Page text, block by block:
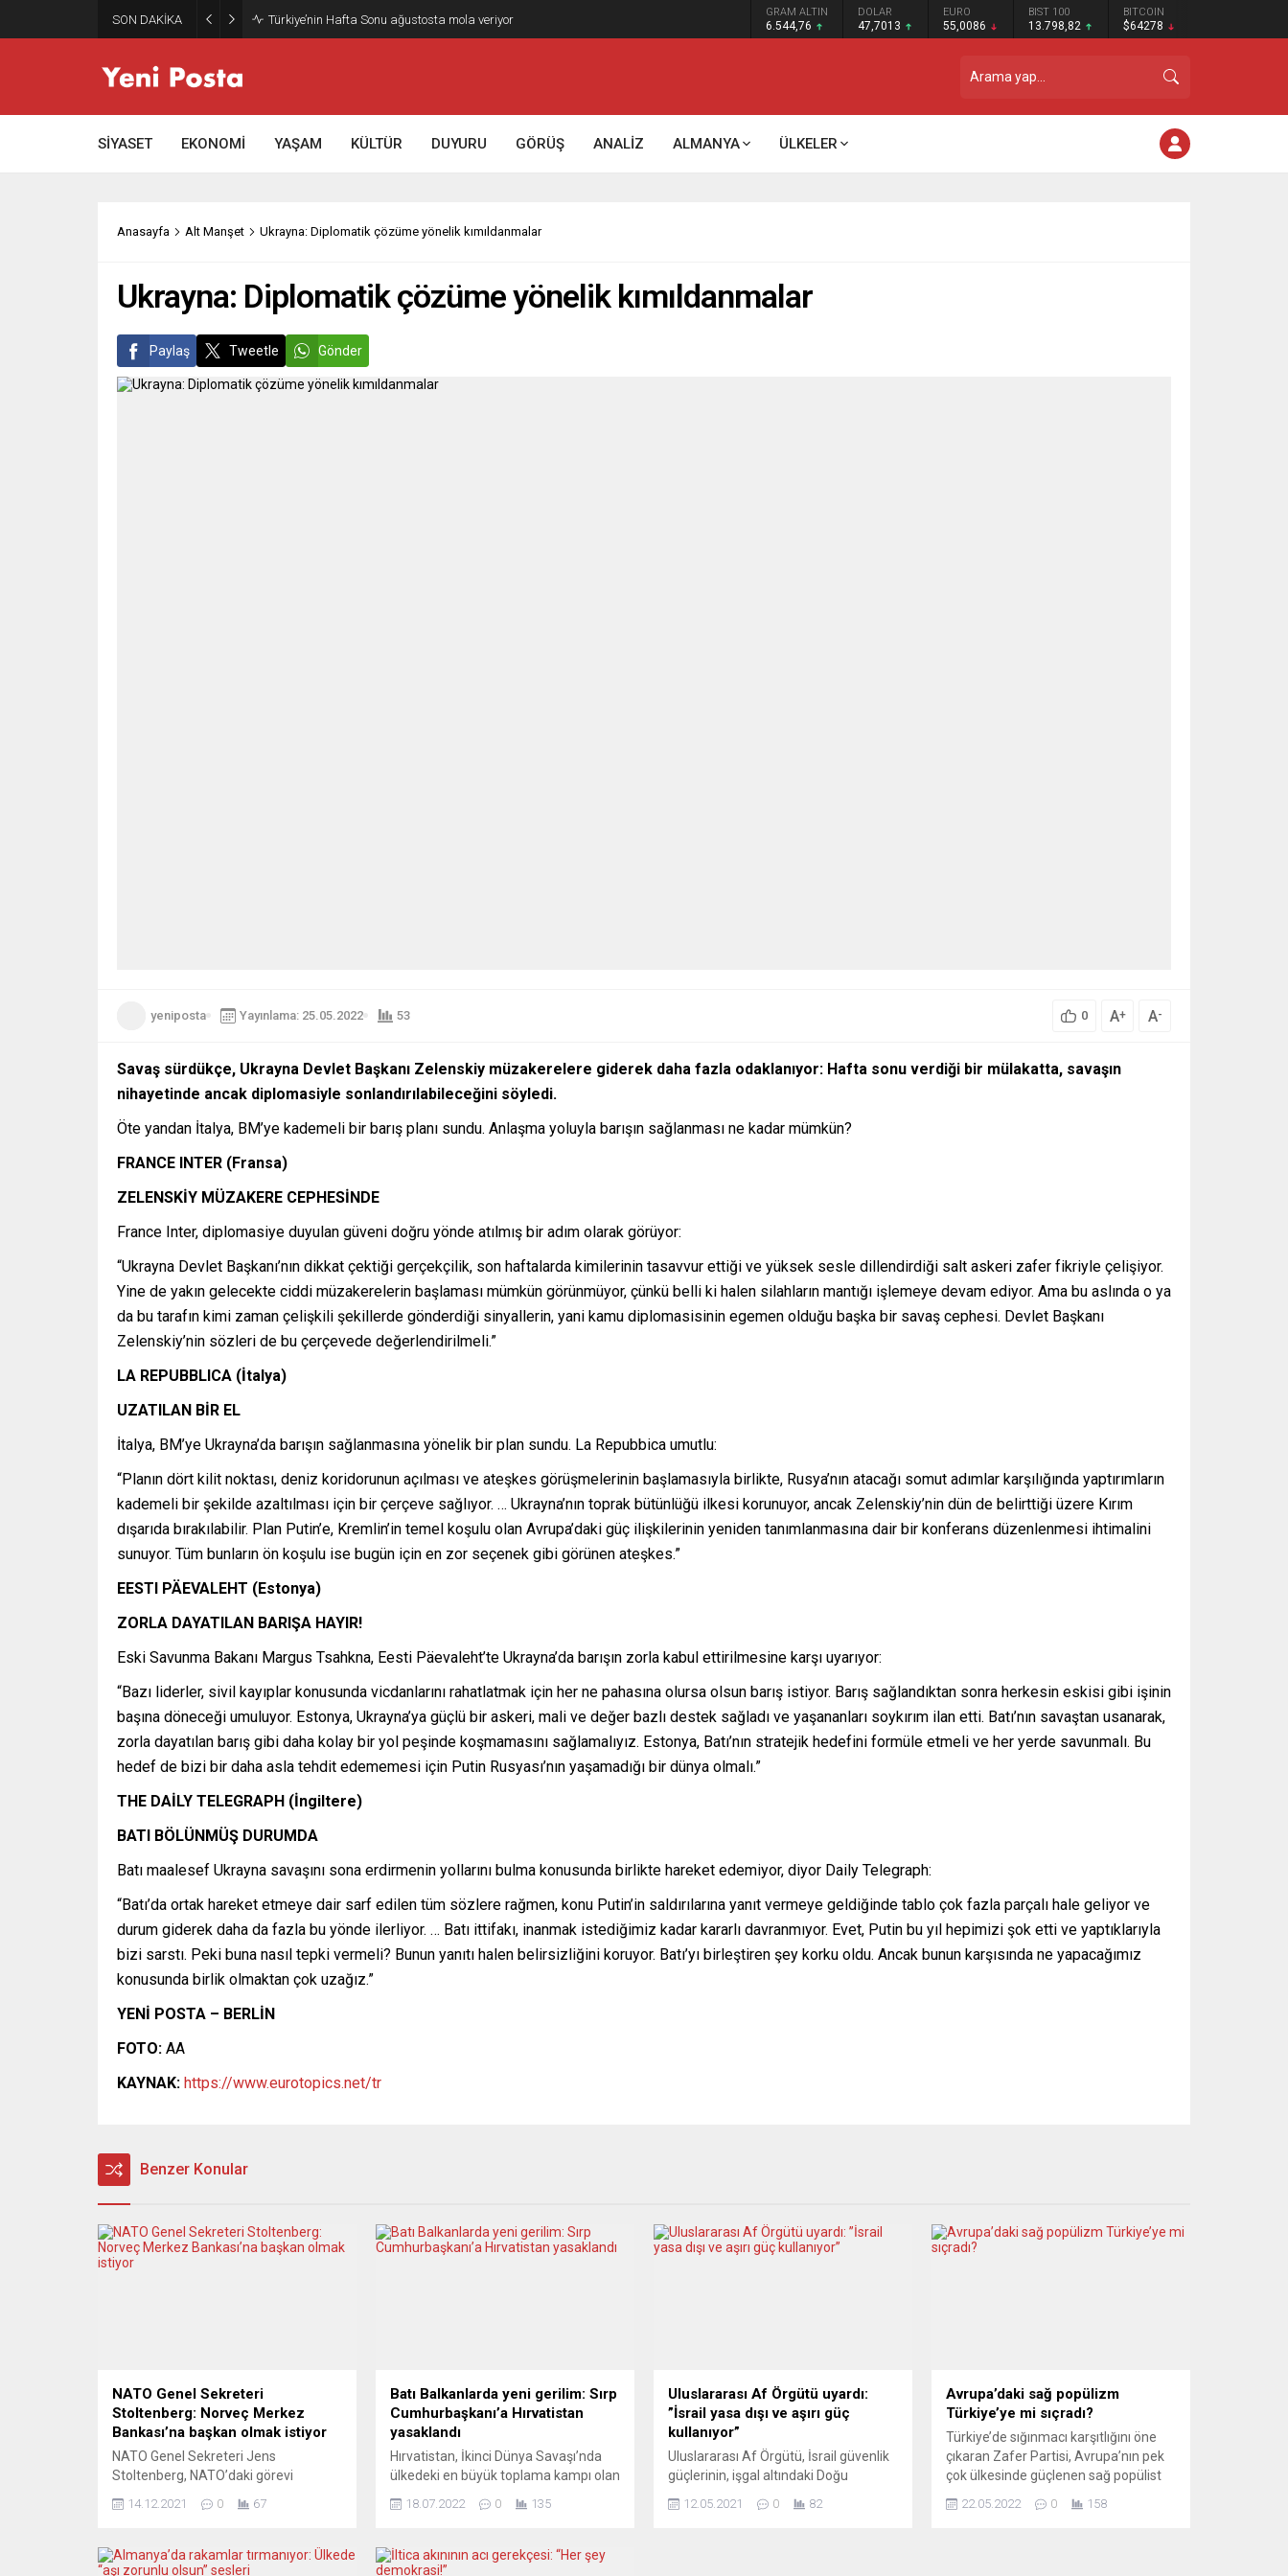
SON DAKİKA Gazze’nin geleceği: Teknokratik kontrol mü, kolonializm mi? GRAM ALTIN
6.544,76
DOLAR
47,7013
EURO
55,0086
BIST 100
13.798,82
BITCOIN
$64278
SİYASET EKONOMİ YAŞAM KÜLTÜR DUYURU GÖRÜŞ ANALİZ ALMANYA ÜLKELER
Anasayfa Alt Manşet Ukrayna: Diplomatik çözüme yönelik kımıldanmalar
Ukrayna: Diplomatik çözüme yönelik kımıldanmalar
Paylaş Tweetle Gönder
yeniposta Yayınlama: 25.05.2022 53 0 A+ A-
Savaş sürdükçe, Ukrayna Devlet Başkanı Zelenskiy müzakerelere giderek daha fazla odaklanıyor: Hafta sonu verdiği bir mülakatta, savaşın
nihayetinde ancak diplomasiyle sonlandırılabileceğini söyledi.
Öte yandan İtalya, BM’ye kademeli bir barış planı sundu. Anlaşma yoluyla barışın sağlanması ne kadar mümkün?
FRANCE INTER (Fransa)
ZELENSKİY MÜZAKERE CEPHESİNDE
France Inter, diplomasiye duyulan güveni doğru yönde atılmış bir adım olarak görüyor:
“Ukrayna Devlet Başkanı’nın dikkat çektiği gerçekçilik, son haftalarda kimilerinin tasavvur ettiği ve yüksek sesle dillendirdiği salt askeri zafer fikriyle çelişiyor.
Yine de yakın gelecekte ciddi müzakerelerin başlaması mümkün görünmüyor, çünkü belli ki halen silahların mantığı işlemeye devam ediyor. Ama bu aslında o ya
da bu tarafın kimi zaman çelişkili şekillerde gönderdiği sinyallerin, yani kamu diplomasisinin egemen olduğu başka bir savaş cephesi. Devlet Başkanı
Zelenskiy’nin sözleri de bu çerçevede değerlendirilmeli.”
LA REPUBBLICA (İtalya)
UZATILAN BİR EL
İtalya, BM’ye Ukrayna’da barışın sağlanmasına yönelik bir plan sundu. La Repubbica umutlu:
“Planın dört kilit noktası, deniz koridorunun açılması ve ateşkes görüşmelerinin başlamasıyla birlikte, Rusya’nın atacağı somut adımlar karşılığında yaptırımların
kademeli bir şekilde azaltılması için bir çerçeve sağlıyor. … Ukrayna’nın toprak bütünlüğü ilkesi korunuyor, ancak Zelenskiy’nin dün de belirttiği üzere Kırım
dışarıda bırakılabilir. Plan Putin’e, Kremlin’in temel koşulu olan Avrupa’daki güç ilişkilerinin yeniden tanımlanmasına dair bir konferans düzenlenmesi ihtimalini
sunuyor. Tüm bunların ön koşulu ise bugün için en zor seçenek gibi görünen ateşkes.”
EESTI PÄEVALEHT (Estonya)
ZORLA DAYATILAN BARIŞA HAYIR!
Eski Savunma Bakanı Margus Tsahkna, Eesti Päevaleht’te Ukrayna’da barışın zorla kabul ettirilmesine karşı uyarıyor:
“Bazı liderler, sivil kayıplar konusunda vicdanlarını rahatlatmak için her ne pahasına olursa olsun barış istiyor. Barış sağlandıktan sonra herkesin eskisi gibi işinin
başına döneceği umuluyor. Estonya, Ukrayna’ya güçlü bir askeri, mali ve değer bazlı destek sağladı ve yaşananları soykırım ilan etti. Batı’nın savaştan usanarak,
zorla dayatılan barış gibi daha kolay bir yol peşinde koşmamasını sağlamalıyız. Estonya, Batı’nın stratejik hedefini formüle etmeli ve her yerde savunmalı. Bu
hedef de bizi bir daha asla tehdit edememesi için Putin Rusyası’nın yaşamadığı bir dünya olmalı.”
THE DAİLY TELEGRAPH (İngiltere)
BATI BÖLÜNMÜŞ DURUMDA
Batı maalesef Ukrayna savaşını sona erdirmenin yollarını bulma konusunda birlikte hareket edemiyor, diyor Daily Telegraph:
“Batı’da ortak hareket etmeye dair sarf edilen tüm sözlere rağmen, konu Putin’in saldırılarına yanıt vermeye geldiğinde tablo çok fazla parçalı hale geliyor ve
durum giderek daha da fazla bu yönde ilerliyor. … Batı ittifakı, inanmak istediğimiz kadar kararlı davranmıyor. Evet, Putin bu yıl hepimizi şok etti ve yaptıklarıyla
bizi sarstı. Peki buna nasıl tepki vermeli? Bunun yanıtı halen belirsizliğini koruyor. Batı’yı birleştiren şey korku oldu. Ancak bunun karşısında ne yapacağımız
konusunda birlik olmaktan çok uzağız.”
YENİ POSTA – BERLİN
FOTO: AA
KAYNAK: https://www.eurotopics.net/tr
Benzer Konular
NATO Genel Sekreteri
Stoltenberg: Norveç Merkez
Bankası’na başkan olmak istiyor
NATO Genel Sekreteri Jens
Stoltenberg, NATO’daki görevi
Bankası’nın başına geçmek için
Norveç haber ajansı NTB’nin haberine
göre, Norveç Maliye Bakanlığı, Merkez
14.12.2021 0 67
Batı Balkanlarda yeni gerilim: Sırp
Cumhurbaşkanı’a Hırvatistan
yasaklandı
Hırvatistan, İkinci Dünya Savaşı’nda
ülkedeki en büyük toplama kampı olan
Sırbistan Cumhurbaşkanı Aleksandar
duyurdu. Sırp lider Vucic’in Hırvat
yetkililere resmi bilgilendirmede
18.07.2022 0 135
Uluslararası Af Örgütü uyardı:
”İsrail yasa dışı ve aşırı güç
kullanıyor”
Uluslararası Af Örgütü, İsrail güvenlik
güçlerinin, işgal altındaki Doğu
karşı defalarca, yasadışı ve aşırı güç
12.05.2021 0 82
Avrupa’daki sağ popülizm
Türkiye’ye mi sıçradı?
Türkiye’de sığınmacı karşıtlığını öne
çıkaran Zafer Partisi, Avrupa’nın pek
çok ülkesinde güçlenen sağ popülist
mi? Son yıllarda Fransa’dan
22.05.2022 0 158